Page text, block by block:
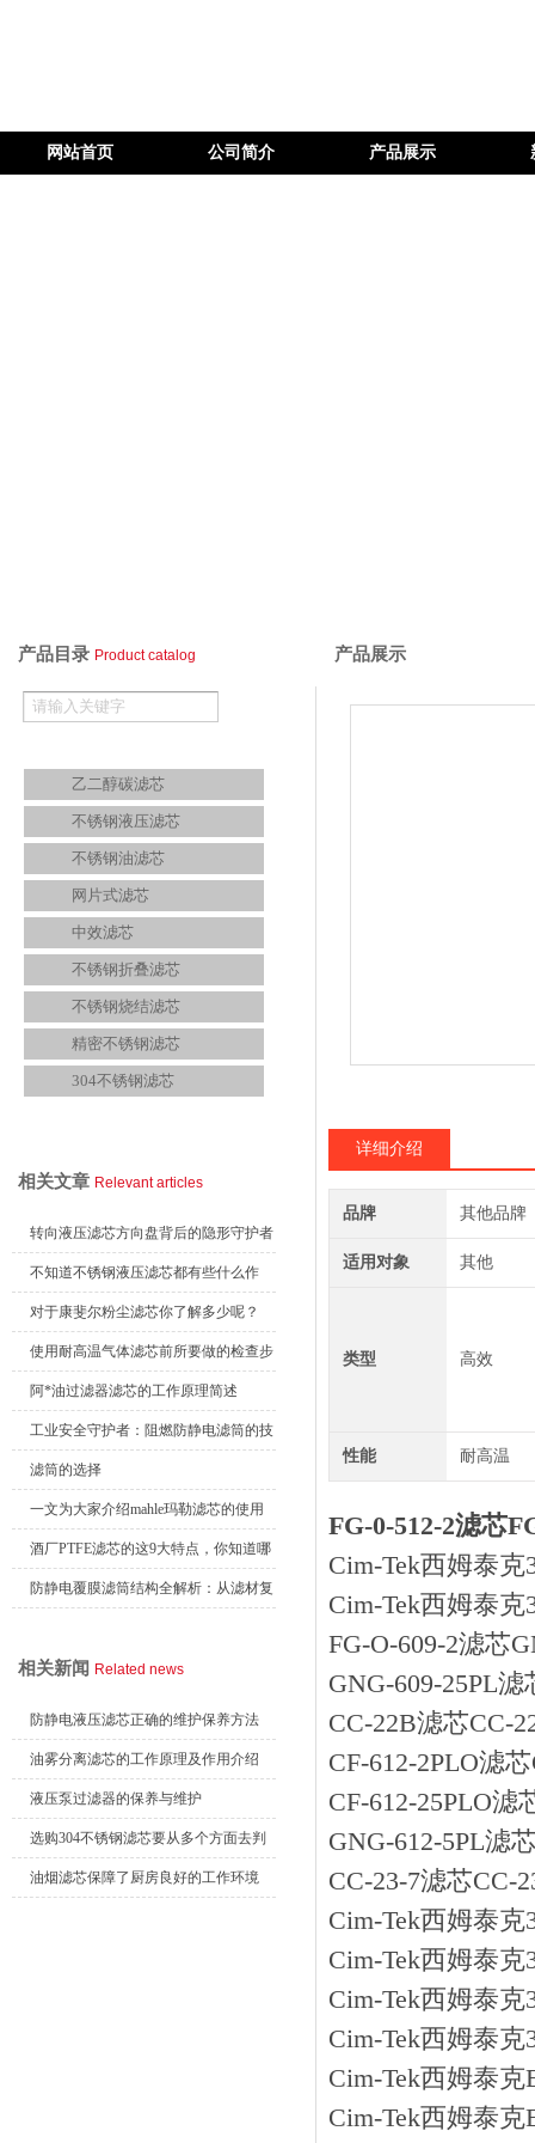
网站首页 公司简介 产品展示
产品目录 Product catalog
乙二醇碳滤芯
不锈钢液压滤芯
不锈钢油滤芯
网片式滤芯
中效滤芯
不锈钢折叠滤芯
不锈钢烧结滤芯
精密不锈钢滤芯
304不锈钢滤芯
相关文章 Relevant articles
转向液压滤芯方向盘背后的隐形守护者
不知道不锈钢液压滤芯都有些什么作
用？进来看
对于康斐尔粉尘滤芯你了解多少呢？
使用耐高温气体滤芯前所要做的检查步
骤
阿*油过滤器滤芯的工作原理简述
工业安全守护者：阻燃防静电滤筒的技
术原理与应用解析
滤筒的选择
一文为大家介绍mahle玛勒滤芯的使用
原理
酒厂PTFE滤芯的这9大特点，你知道哪
些？
防静电覆膜滤筒结构全解析：从滤材复
相关新闻 Related news
防静电液压滤芯正确的维护保养方法
油雾分离滤芯的工作原理及作用介绍
液压泵过滤器的保养与维护
选购304不锈钢滤芯要从多个方面去判
断
油烟滤芯保障了厨房良好的工作环境
产品展示
详细介绍
品牌 其他品牌
适用对象 其他
类型 高效
性能 耐高温
FG-0-512-2滤芯
Cim-Tek西姆泰克
Cim-Tek西姆泰克
FG-O-609-2滤芯
GNG-609-25PL
CC-22B滤芯CC-
CF-612-2PLO滤
CF-612-25PLO滤
GNG-612-5PL滤
CC-23-7滤芯CC-
Cim-Tek西姆泰克
Cim-Tek西姆泰克
Cim-Tek西姆泰克
Cim-Tek西姆泰克
Cim-Tek西姆泰克
Cim-Tek西姆泰